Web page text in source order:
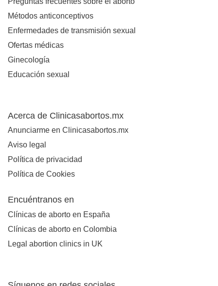
Métodos anticonceptivos
Enfermedades de transmisión sexual
Ofertas médicas
Ginecología
Educación sexual
Acerca de Clinicasabortos.mx
Anunciarme en Clinicasabortos.mx
Aviso legal
Política de privacidad
Política de Cookies
Encuéntranos en
Clínicas de aborto en España
Clínicas de aborto en Colombia
Legal abortion clinics in UK